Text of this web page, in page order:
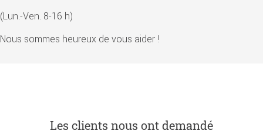
(Lun.-Ven. 8-16 h)
Nous sommes heureux de vous aider !
Les clients nous ont demandé